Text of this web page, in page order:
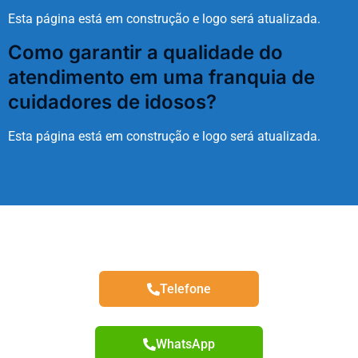
Esta página está em construção e logo será atualizada.
Como garantir a qualidade do
atendimento em uma franquia de
cuidadores de idosos?
Esta página está em construção e logo será atualizada.
Telefone
WhatsApp